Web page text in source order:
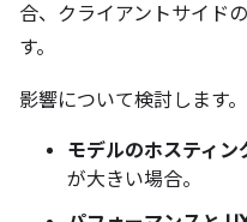
合、クライアントサイド
す。
影響について検討します。
モデルのホスティン
が大きい場合。